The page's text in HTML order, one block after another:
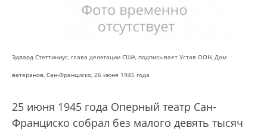
Эдвард Стеттиниус, глава делегации США, подписывает Устав ООН, Дом
ветеранов, Сан-Франциско, 26 июня 1945 года
25 июня 1945 года Оперный театр Сан-
Франциско собрал без малого девять тысяч